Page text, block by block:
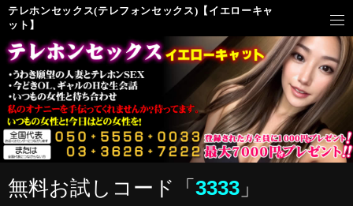
テレホンセックス(テレフォンセックス)【イエローキャ
ット】
無料お試しコード「 3333 」